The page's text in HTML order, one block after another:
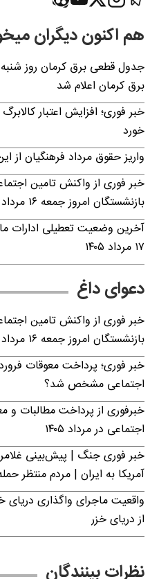
هم اکنون دیگران
برق کرمان اعلام شد
خورد
واریز حقوق مرداد فرهنگیان از
خبر فوری از واکنش تامین
بازنشستگان امروز جمعه ۱۶ مرداد ۱۴۰۵
آخرین وضعیت تعطیلی ادارات
۱۷ مرداد ۱۴۰۵
دعوای داغ
خبر فوری از واکنش تامین
بازنشستگان امروز جمعه ۱۶ مرداد ۱۴۰۵
خبر فوری؛ پرداخت معوقات
اجتماعی مشخص شد؟
خبرفوری از پرداخت مطالبات و
اجتماعی در مرداد ۱۴۰۵
خبر فوری جنگ | پیش‌بینی
آمریکا به ایران | مردم منتظر
واقعیت ماجرای واگذاری
از دریای خزر
نظرات بینندگان